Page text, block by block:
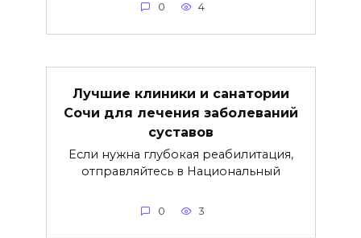
0 4
Лучшие клиники и санатории
Сочи для лечения заболеваний
суставов
Если нужна глубокая реабилитация,
отправляйтесь в Национальный
0 3